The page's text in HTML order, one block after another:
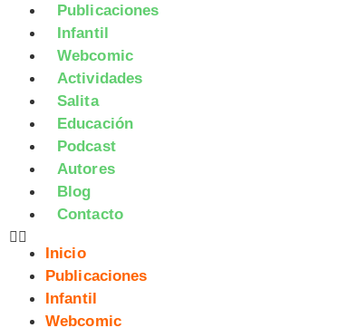
Publicaciones
Infantil
Webcomic
Actividades
Salita
Educación
Podcast
Autores
Blog
Contacto
Inicio
Publicaciones
Infantil
Webcomic